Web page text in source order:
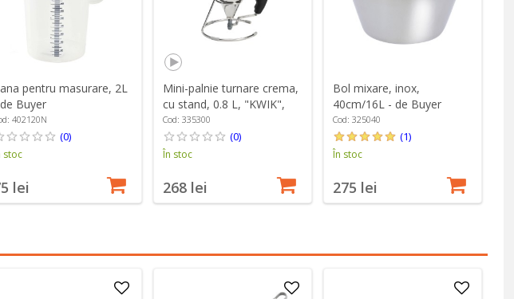
pentru masurare, 2L
Buyer
402120N
(0)
stoc
lei
Mini-palnie turnare crema,
cu stand, 0.8 L, "KWIK",
Negru - de Buyer
Cod: 335300
(0)
În stoc
268 lei
Bol mixare, inox,
40cm/16L - de Buyer
Cod: 325040
(1)
În stoc
275 lei